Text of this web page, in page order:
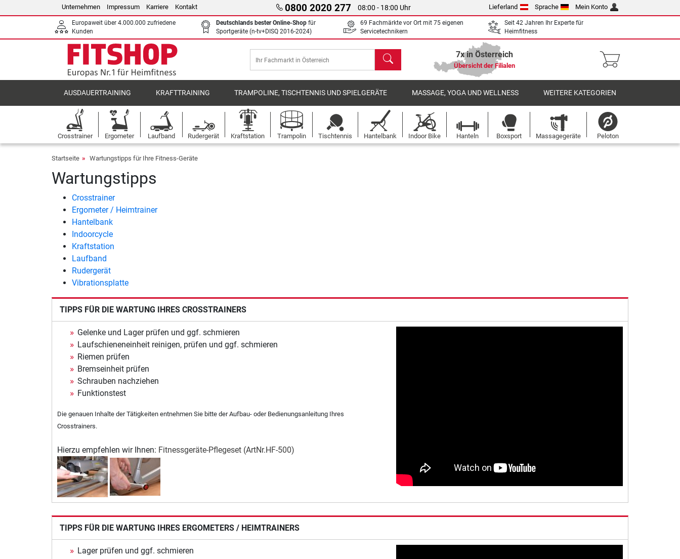
Unternehmen Impressum Karriere Kontakt 0800 2020 277 08:00 - 18:00 Uhr Lieferland Sprache Mein Konto
Europaweit über 4.000.000 zufriedene
Kunden
Deutschlands bester Online-Shop für
Sportgeräte (n-tv+DISQ 2016-2024)
69 Fachmärkte vor Ort mit 75 eigenen
Servicetechnikern
Seit 42 Jahren Ihr Experte für
Heimfitness
Suchen 7x in Österreich
Übersicht der Filialen
AUSDAUERTRAINING KRAFTTRAINING TRAMPOLINE, TISCHTENNIS UND SPIELGERÄTE MASSAGE, YOGA UND WELLNESS WEITERE KATEGORIEN
Crosstrainer Ergometer Laufband Rudergerät Kraftstation Trampolin Tischtennis Hantelbank Indoor Bike Hanteln Boxsport Massagegeräte Peloton
Startseite Wartungstipps für Ihre Fitness-Geräte
Wartungstipps
Crosstrainer
Ergometer / Heimtrainer
Hantelbank
Indoorcycle
Kraftstation
Laufband
Rudergerät
Vibrationsplatte
TIPPS FÜR DIE WARTUNG IHRES CROSSTRAINERS
Gelenke und Lager prüfen und ggf. schmieren
Laufschieneneinheit reinigen, prüfen und ggf. schmieren
Riemen prüfen
Bremseinheit prüfen
Schrauben nachziehen
Funktionstest
Die genauen Inhalte der Tätigkeiten entnehmen Sie bitte der Aufbau- oder Bedienungsanleitung Ihres
Crosstrainers.
Hierzu empfehlen wir Ihnen: Fitnessgeräte-Pflegeset (ArtNr.HF-500)
TIPPS FÜR DIE WARTUNG IHRES ERGOMETERS / HEIMTRAINERS
Lager prüfen und ggf. schmieren